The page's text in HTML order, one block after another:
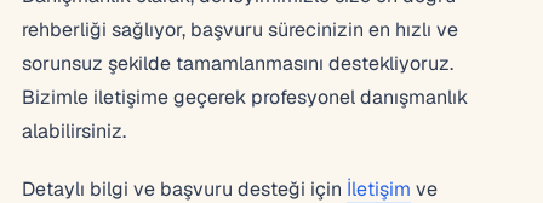
rehberliği sağlıyor, başvuru sürecinizin en hızlı ve
sorunsuz şekilde tamamlanmasını destekliyoruz.
Bizimle iletişime geçerek profesyonel danışmanlık
alabilirsiniz.
Detaylı bilgi ve başvuru desteği için İletişim ve